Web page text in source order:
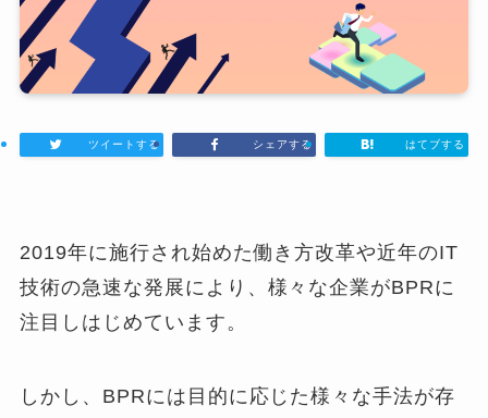
ツイートする シェアする はてブする
2019年に施行され始めた働き方改革や近年のIT
技術の急速な発展により、様々な企業がBPRに
注目しはじめています。
しかし、BPRには目的に応じた様々な手法が存